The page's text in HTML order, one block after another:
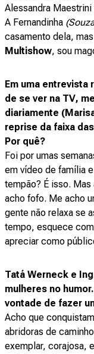
Alessandra
A Fernandinha
casamento dela,
Multishow, sou
Em uma
de se ver na TV,
diariamente
reprise da faixa
Por quê?
Foi por umas
em vídeo de família
tempão? É isso.
acho fofo. Me acho
gente não relaxa se
tempo, esquece
apreciar como
Tatá Werneck e
mulheres no
vontade de fazer
Acho que
abridoras de
exemplar, corajosa,